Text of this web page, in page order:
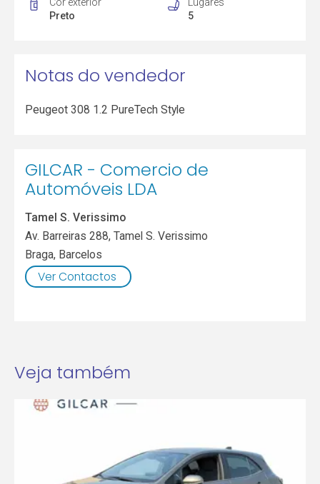
Preto
5
Notas do vendedor
Peugeot 308 1.2 PureTech Style
GILCAR - Comercio de
Automóveis LDA
Tamel S. Verissimo
Av. Barreiras 288, Tamel S. Verissimo
Braga, Barcelos
Ver Contactos
Veja também